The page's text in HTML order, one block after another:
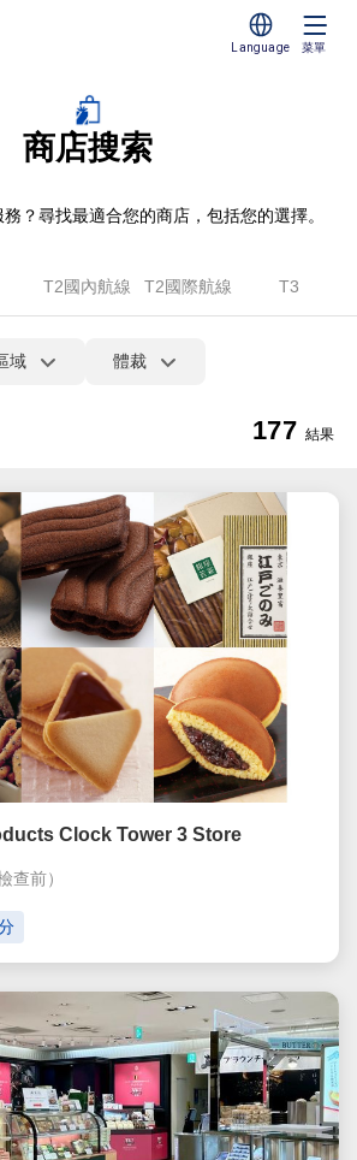
Language 菜單
商店搜索
？尋找最適合您的商店，包括您的選擇。
T2國內航線 T2國際航線 T3
域 體裁
177 結果
Clock Tower 3 Store
查前）